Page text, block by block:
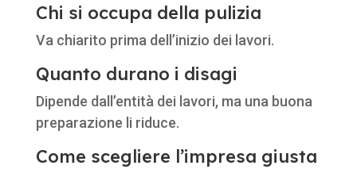
Chi si occupa della pulizia
Va chiarito prima dell’inizio dei lavori.
Quanto durano i disagi
Dipende dall’entità dei lavori, ma una buona
preparazione li riduce.
Come scegliere l’impresa giusta